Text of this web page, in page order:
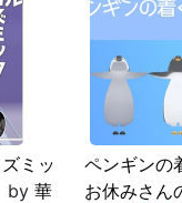
ミッ
by 華
ペンギンの
お休みさん